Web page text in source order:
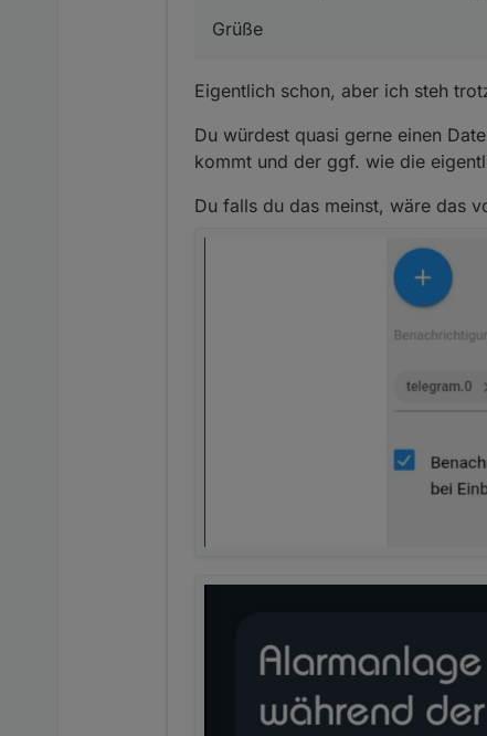
Grüße
Eigentlich schon, aber ich steh
Du würdest quasi gerne einen
kommt und der ggf. wie die
Du falls du das meinst, wäre das